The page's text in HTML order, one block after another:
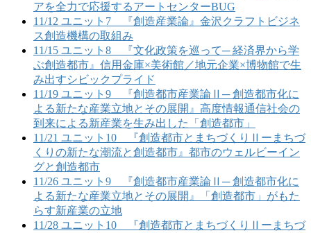
アを全力で応援するアートセンターBUG
11/12 ユニット7 『創造産業論』金沢クラフトビジネ
ス創造機構の取組み
11/15 ユニット8 『文化政策を巡って─ 経済界から学
ぶ創造都市』信用金庫×美術館／地元企業×博物館で生
み出すシビックプライド
11/19 ユニット9 『創造都市産業論Ⅱ─ 創造都市化に
よる新たな産業立地とその展開』高度情報通信社会の
到来による新産業を生み出した「創造都市」
11/21 ユニット10 『創造都市とまちづくりⅡーまちづ
くりの新たな潮流と創造都市』都市のウェルビーイン
グと創造都市
11/26 ユニット9 『創造都市産業論Ⅱ─ 創造都市化に
よる新たな産業立地とその展開』「創造都市」がもた
らす新産業の立地
11/28 ユニット10 『創造都市とまちづくりⅡーまちづ